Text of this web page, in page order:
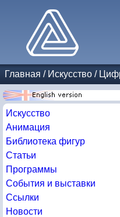
Главная / Искусство /
Искусство
Анимация
Библиотека фигур
Статьи
Программы
События и выставки
Ссылки
Новости